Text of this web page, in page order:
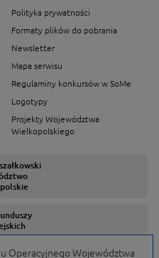
Polityka prywatności
Formaty plików do pobrania
Newsletter
Mapa serwisu
Regulaminy konkursów w SoMe
Logotypy
Projekty Województwa
Wielkopolskiego
Operacyjnego Województwa